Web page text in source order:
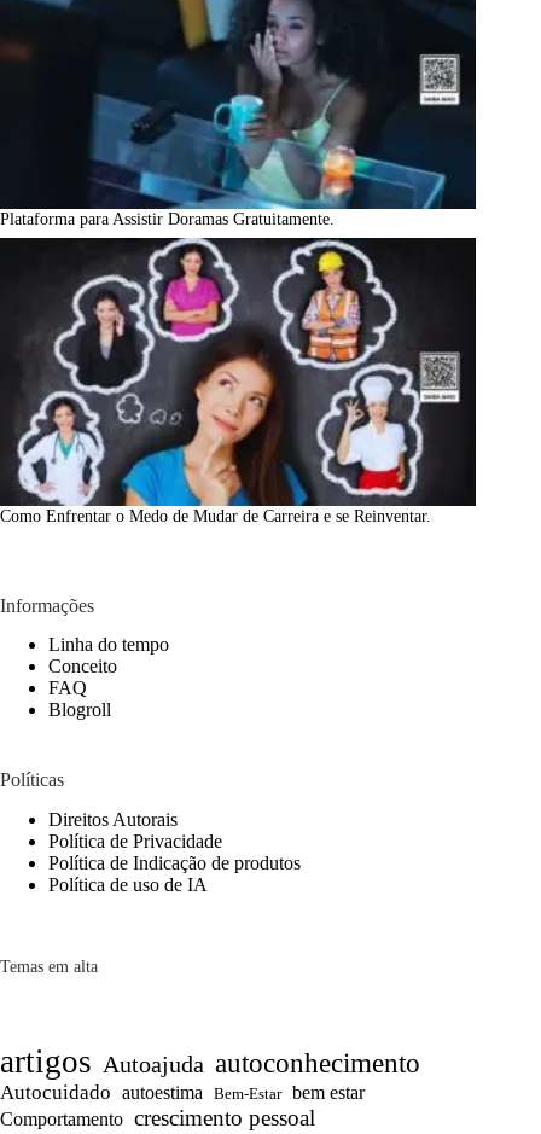
Plataforma para Assistir Doramas Gratuitamente.
Como Enfrentar o Medo de Mudar de Carreira e se Reinventar.
Informações
Linha do tempo
Conceito
FAQ
Blogroll
Políticas
Direitos Autorais
Política de Privacidade
Política de Indicação de produtos
Política de uso de IA
Temas em alta
artigos Autoajuda autoconhecimento
Autocuidado autoestima Bem-Estar bem estar
Comportamento crescimento pessoal